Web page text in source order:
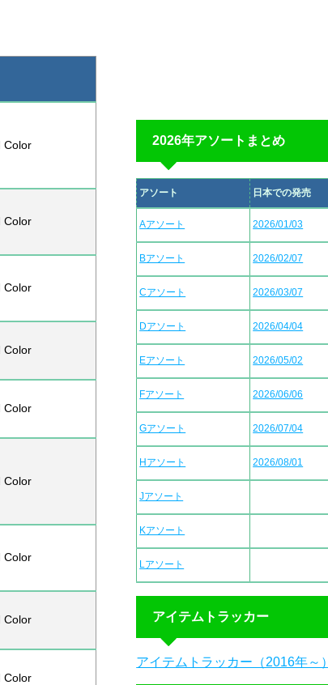
Color
Color
Color
Color
Color
Color
Color
Color
Color
2026年アソートまとめ
アソート 日本での発売
Aアソート 2026/01/03
Bアソート 2026/02/07
Cアソート 2026/03/07
Dアソート 2026/04/04
Eアソート 2026/05/02
Fアソート 2026/06/06
Gアソート 2026/07/04
Hアソート 2026/08/01
Jアソート
Kアソート
Lアソート
アイテムトラッカー
アイテムトラッカー（2016年～）